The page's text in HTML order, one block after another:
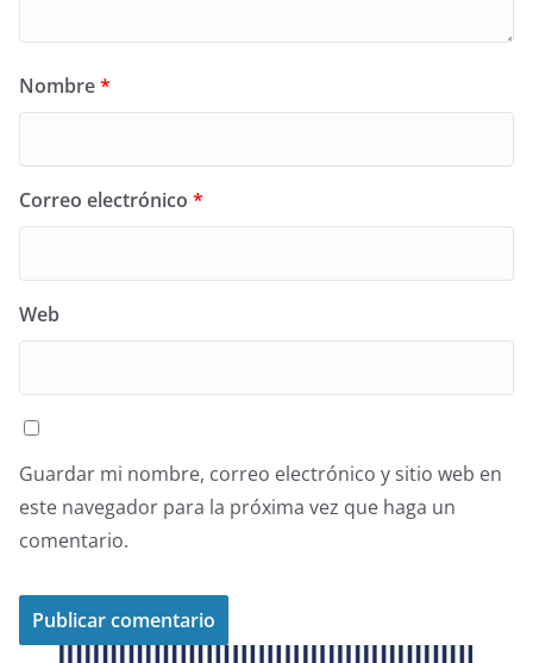
Nombre*
Correo electrónico *
Web
Guardar mi nombre, correo electrónico y sitio web en
este navegador para la próxima vez que haga un
comentario.